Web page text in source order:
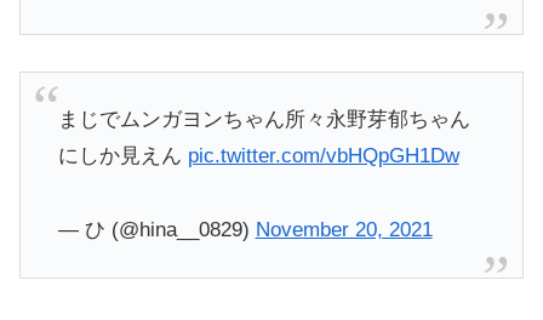
まじでムンガヨンちゃん所々永野芽郁ちゃん
にしか見えん pic.twitter.com/vbHQpGH1Dw
— ひ (@hina__0829) November 20, 2021